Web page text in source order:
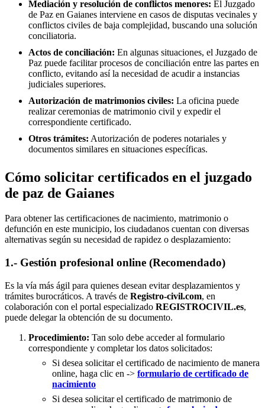
Mediación y resolución de conflictos menores: El Juzgado
de Paz en Gaianes interviene en casos de disputas vecinales y
conflictos civiles de baja complejidad, buscando una solución
conciliatoria.
Actos de conciliación: En algunas situaciones, el Juzgado de
Paz puede facilitar procesos de conciliación entre las partes en
conflicto, evitando así la necesidad de acudir a instancias
judiciales superiores.
Autorización de matrimonios civiles: La oficina puede
realizar ceremonias de matrimonio civil y expedir el
correspondiente certificado.
Otros trámites: Autorización de poderes notariales y
documentos similares en situaciones específicas.
Cómo solicitar certificados en el juzgado
de paz de Gaianes
Para obtener las certificaciones de nacimiento, matrimonio o
defunción en este municipio, los ciudadanos cuentan con diversas
alternativas según su necesidad de rapidez o desplazamiento:
1.- Gestión profesional online (Recomendado)
Es la vía más ágil para quienes desean evitar desplazamientos y
trámites burocráticos. A través de Registro-civil.com, en
colaboración con el portal especializado REGISTROCIVIL.es,
puede delegar la obtención de su documento.
Procedimiento: Tan solo debe acceder al formulario
correspondiente y completar los datos solicitados:
Si desea solicitar el certificado de nacimiento de manera
online, haga clic en -> formulario de certificado de
nacimiento
Si desea solicitar el certificado de matrimonio de